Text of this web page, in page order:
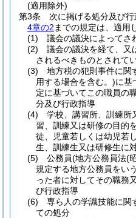
(適用除外)
第3条
次に掲げる処分及び行
4章の2 までの規定は、適用
(1)
議会の議決によってさ
(2)
議会の議決を経て、又
されるべきものとされて
(3)
地方税の犯則事件に関
用する場合を含む。)に基
定に基づいてこの職員の
分及び行政指導
(4)
学校、講習所、訓練所
習、訓練又は研修の目的
徒、児童若しくは幼児若
生、訓練生又は研修生に
(5)
公務員(地方公務員法(
規定する地方公務員をい
った者に対してその職務
び行政指導
(6)
専ら人の学識技能に関
ての処分